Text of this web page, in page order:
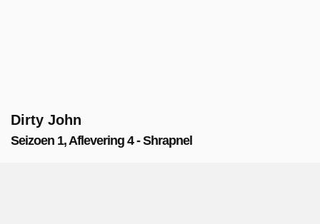
Dirty John
Seizoen 1, Aflevering 4 - Shrapnel